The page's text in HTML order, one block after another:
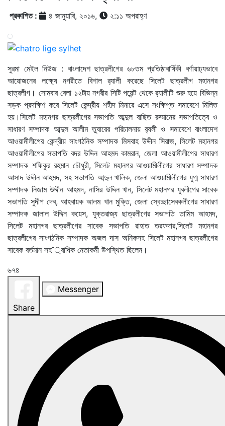
প্রকাশিত : ৪ জানুয়ারি, ২০১৬, ২:১১ অপরাহ্ণ
সুরমা মেইল নিউজ : বাংলাদেশ ছাত্রলীগের ৬৮তম প্রতিষ্ঠাবার্ষিকী বর্ণায়াঢ্যভাবে
আয়োজনের লক্ষ্যে নগরীতে বিশাল র‌্যালী করেছে সিলেট ছাত্রলীগ মহানগর
ছাত্রলীগ। সোমবার বেলা ১২টায় নগরীর সিটি পয়েন্ট থেকে র‌্যালীটি শুরু হয়ে বিভিন্ন
সড়ক প্রদক্ষিণ করে সিলেট কেন্দ্রীয় শহীদ মিনারে এসে সংক্ষিপ্ত সমাবেশে মিলিত
হয়।সিলেট মহানগর ছাত্রলীগের সভাপতি আব্দুল বাছিত রুম্মানের সভাপতিত্বে ও
সাধারণ সম্পাদক আব্দুল আলীম তুষারের পরিচালনায় র‌্যলী ও সমাবেশে বাংলাদেশ
আওয়ামীলীগের কেন্দ্রীয় সাংগঠনিক সম্পাদক মিসবাহ উদ্দীন সিরাজ, সিলেট মহানগর
আওয়ামীলীগের সভাপতি বদর উদ্দিন আহমদ কামরান, জেলা আওয়ামীলীগের সাধারণ
সম্পাদক শফিকুর রহমান চৌধুরী, সিলেট মহানগর আওয়ামীলীগের সাধারণ সম্পাদক
আসাদ উদ্দীন আহমদ, সহ সভাপতি আব্দুল খালিক, জেলা আওয়ামীলীগের যুগ্ম সাধারণ
সম্পাদক নিজাম উদ্দীন আহমদ, নাসির উদ্দিন খান, সিলেট মহানগর যুবলীগের সাবেক
সভাপতি সুদীপ দেব, আহবায়ক আলম খান মুক্তি, জেলা স্বেচ্ছাসেবকলীগের সাধারণ
সম্পাদক জালাল উদ্দিন কয়েস, যুক্তরাজ্য ছাত্রলীগের সভাপতি তামিম আহমদ,
সিলেট মহানগর ছাত্রলীগের সাবেক সভাপতি রাহাত তরফদার,সিলেট মহানগর
ছাত্রলীগের সাংগঠনিক সম্পাদক অজল দাস অনিকসহ সিলেট মহানগর ছাত্রলীগের
সাবেক বর্তমান সহ¯্রাধিক নেতাকর্মী উপস্থিত ছিলেন।
৬৭৪
Share
Messenger